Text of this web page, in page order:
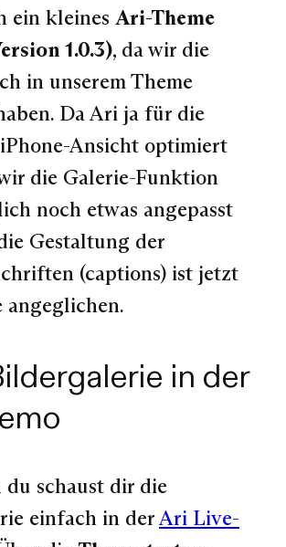
ein kleines Ari-Theme
1.0.3), da wir die
in unserem Theme
Da Ari ja für die
Ansicht optimiert
die Galerie-Funktion
noch etwas angepasst
Gestaltung der
(captions) ist jetzt
angeglichen.
in der
du schaust dir die
einfach in derAri Live-